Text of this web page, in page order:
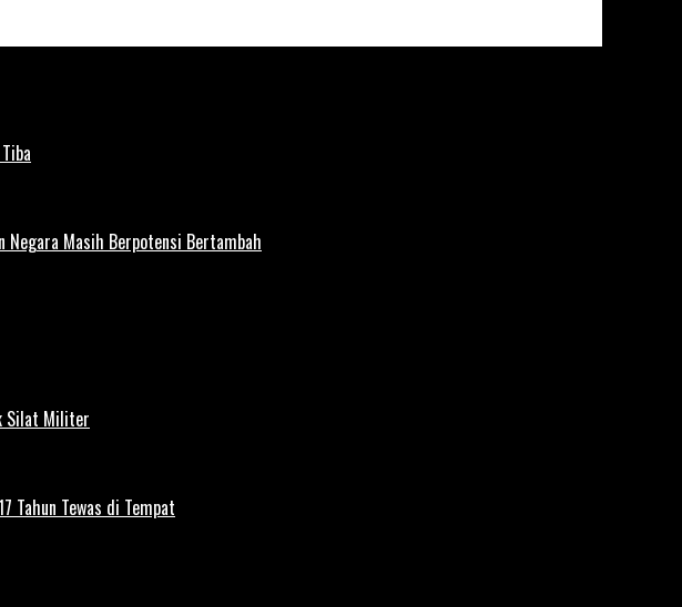
Negara Masih Berpotensi Bertambah
Silat Militer
Tahun Tewas di Tempat